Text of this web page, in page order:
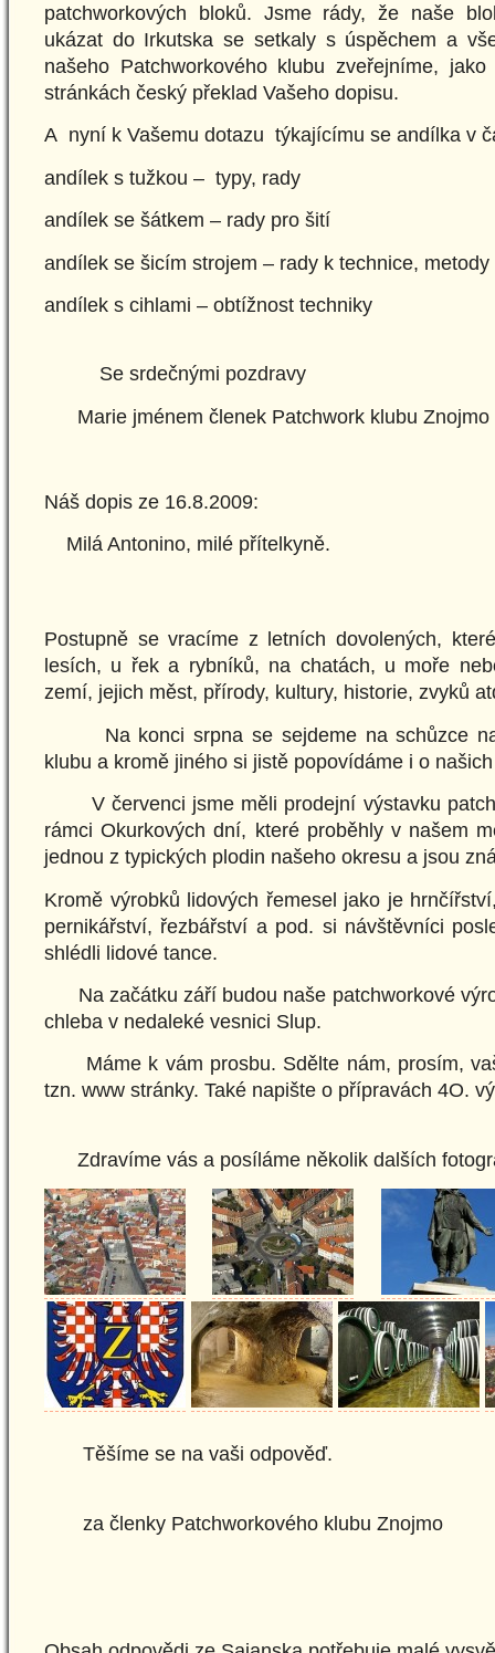
patchworkových bloků. Jsme rády, že naše
ukázat do Irkutska se setkaly s úspěchem a
našeho Patchworkového klubu zveřejníme,
stránkách český překlad Vašeho dopisu.
A nyní k Vašemu dotazu týkajícímu se andílka v
andílek s tužkou – typy, rady
andílek se šátkem – rady pro šití
andílek se šicím strojem – rady k technice, metody
andílek s cihlami – obtížnost techniky
Se srdečnými pozdravy
Marie jménem členek Patchwork klubu Znojmo
Náš dopis ze 16.8.2009:
Milá Antonino, milé přítelkyně.
Postupně se vracíme z letních dovolených,
lesích, u řek a rybníků, na chatách, u moře
zemí, jejich měst, přírody, kultury, historie, zvyků
Na konci srpna se sejdeme na schůzce
klubu a kromě jiného si jistě popovídáme i o
V červenci jsme měli prodejní výstavku
rámci Okurkových dní, které proběhly v našem
jednou z typických plodin našeho okresu a jsou
Kromě výrobků lidových řemesel jako je
pernikářství, řezbářství a pod. si návštěvníci
shlédli lidové tance.
Na začátku září budou naše patchworkové
chleba v nedaleké vesnici Slup.
Máme k vám prosbu. Sdělte nám, prosím,
tzn. www stránky. Také napište o přípravách 4O.
Zdravíme vás a posíláme několik dalších
Těšíme se na vaši odpověď.
za členky Patchworkového klubu Znojmo